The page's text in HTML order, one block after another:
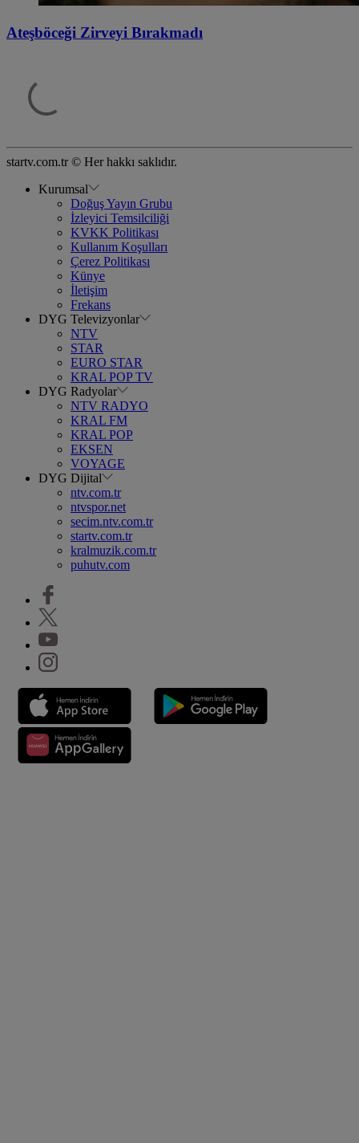
Ateşböceği Zirveyi Bırakmadı
startv.com.tr © Her hakkı saklıdır.
Kurumsal
Doğuş Yayın Grubu
İzleyici Temsilciliği
KVKK Politikası
Kullanım Koşulları
Çerez Politikası
Künye
İletişim
Frekans
DYG Televizyonlar
NTV
STAR
EURO STAR
KRAL POP TV
DYG Radyolar
NTV RADYO
KRAL FM
KRAL POP
EKSEN
VOYAGE
DYG Dijital
ntv.com.tr
ntvspor.net
secim.ntv.com.tr
startv.com.tr
kralmuzik.com.tr
puhutv.com